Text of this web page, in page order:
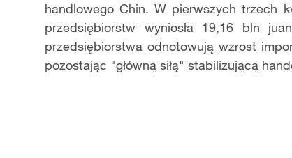
handlowego Chin. W pierwszych trzech
przedsiębiorstw wyniosła 19,16 bln
przedsiębiorstwa odnotowują wzrost
pozostając "główną siłą" stabilizującą